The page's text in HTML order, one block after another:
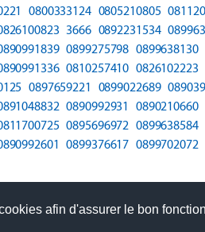
afin d'assurer le bon
0800333124 0805210805
3666 0892231534
0899275798 0899638130
0810257410 0826102223
0897659221 0899022689
0890992931 0890210660
0895696972 0899638584
0899376617 0899702072